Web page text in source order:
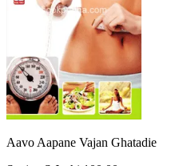
Aavo Aapane Vajan Ghatadie